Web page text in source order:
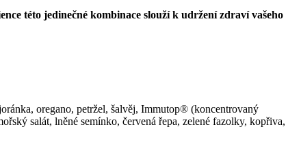
této jedinečné kombinace slouží k udržení zdraví vašeho
oregano, petržel, šalvěj, Immutop® (koncentrovaný
salát, lněné semínko, červená řepa, zelené fazolky, kopřiva,